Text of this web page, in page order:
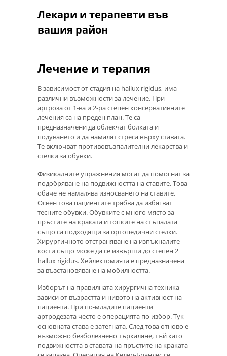
Лекари и терапевти във
вашия район
Лечение и терапия
В зависимост от стадия на hallux rigidus, има
различни възможности за лечение. При
артроза от 1-ва и 2-ра степен консервативните
лечения са на преден план. Те са
предназначени да облекчат болката и
подуването и да намалят стреса върху ставата.
Те включват противовъзпалителни лекарства и
стелки за обувки.
Физикалните упражнения могат да помогнат за
подобряване на подвижността на ставите. Това
обаче не намалява износването на ставите.
Освен това пациентите трябва да избягват
тесните обувки. Обувките с много място за
пръстите на краката и топките на стъпалата
също са подходящи за ортопедични стелки.
Хирургичното отстраняване на изпъкналите
кости също може да се извърши до степен 2
hallux rigidus. Хейлектомията е предназначена
за възстановяване на мобилността.
Изборът на правилната хирургична техника
зависи от възрастта и нивото на активност на
пациента. При по-младите пациенти
артродезата често е операцията по избор. Тук
основната става е затегната. След това отново е
възможно безболезнено търкаляне, тъй като
подвижността в ставата на пръстите на краката